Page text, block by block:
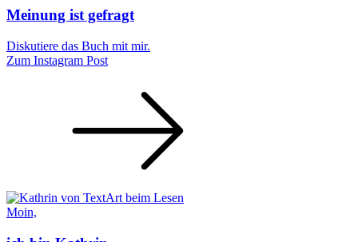
Meinung ist gefragt
Diskutiere das Buch mit mir.
Zum Instagram Post
Moin,